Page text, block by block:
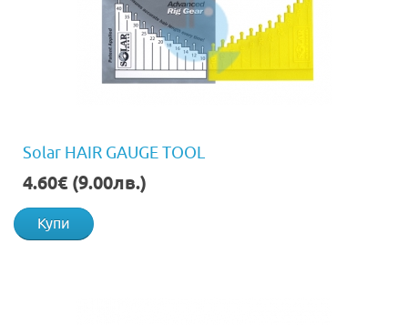
Solar HAIR GAUGE TOOL
4.60€ (9.00лв.)
Купи